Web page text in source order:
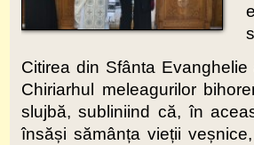
Citirea din Sfânta
Chiriarhul meleagurilor
slujbă, subliniind că, în
însăși sămânța vieții